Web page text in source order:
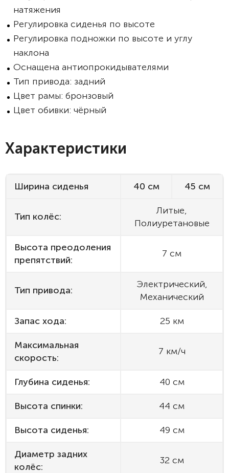
натяжения
Регулировка сиденья по высоте
Регулировка подножки по высоте и углу
наклона
Оснащена антиопрокидывателями
Тип привода: задний
Цвет рамы: бронзовый
Цвет обивки: чёрный
Характеристики
Ширина сиденья 40 см 45 см
Тип колёс:
Литые,
Полиуретановые
Высота преодоления
препятствий:
7 см
Тип привода:
Электрический,
Механический
Запас хода: 25 км
Максимальная
скорость:
7 км/ч
Глубина сиденья: 40 см
Высота спинки: 44 см
Высота сиденья: 49 см
Диаметр задних
колёс:
32 см